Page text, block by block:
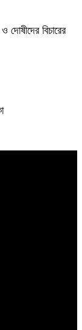
বিচারের